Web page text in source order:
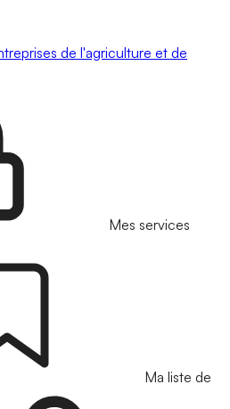
de l'agriculture et de
Mes services
Ma liste de